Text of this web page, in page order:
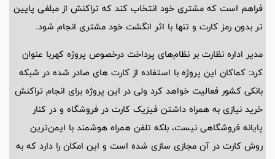
فراهم است که مشتری خود انتخاب کند که تراکنش از مبلغی پایین
تر بدون رمز کارت و تنها با اثر انگشت خود مشتری انجام شود.
مدیر اداره نظارت بر نظام‌های پرداخت درخصوص پروژه کهربا عنوان
کرد: کماکان این پروژه با استفاده از کارت های صادر شده در شبکه
بانکی کشور فعالیت خواهد کرد ولی در این پروژه برای انجام تراکنش
خرید نیازی به همراه داشتن فیزیک کارت در فروشگاه و در کنار
پایانه فروشگاهی نیست، بلکه تلفن همراه هوشمند با ایمن‌ترین
روش کارت در آن مجازی سازی شده است و این امکان را دارد که به